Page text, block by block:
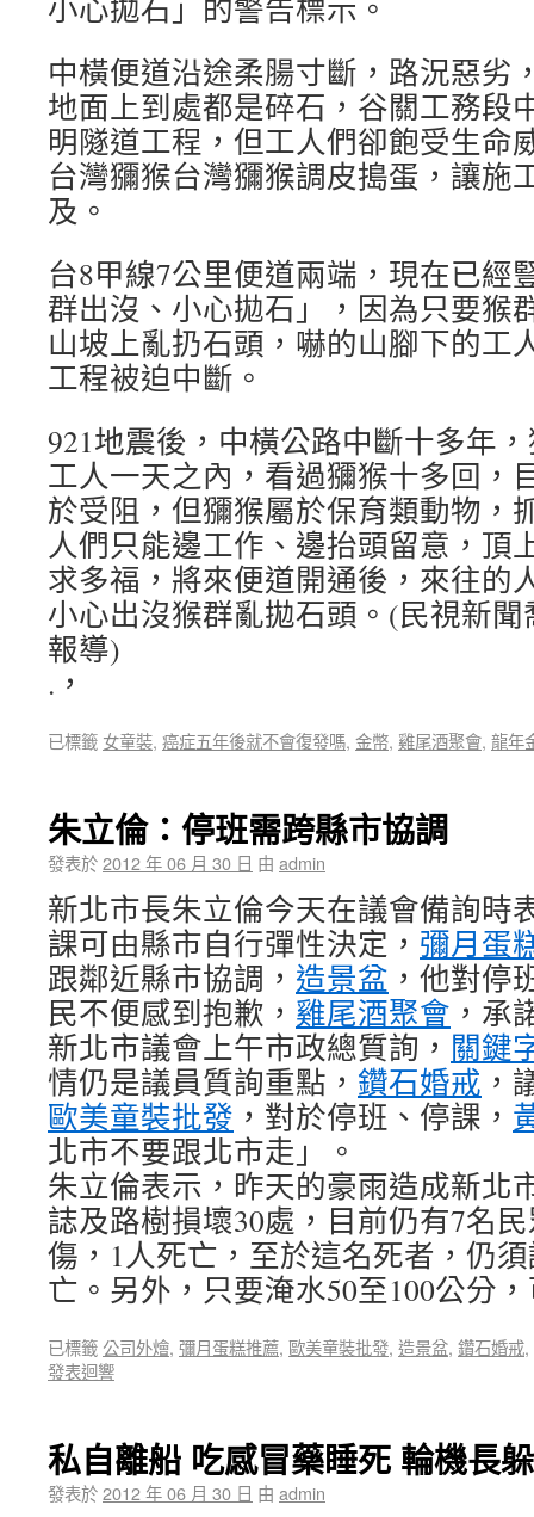
小心拋石」的警告標示。
中橫便道沿途柔腸寸斷，路況惡劣
地面上到處都是碎石，谷關工務段
明隧道工程，但工人們卻飽受生命
台灣獼猴台灣獼猴調皮搗蛋，讓施
及。
台8甲線7公里便道兩端，現在已經
群出沒、小心拋石」，因為只要猴
山坡上亂扔石頭，嚇的山腳下的工
工程被迫中斷。
921地震後，中橫公路中斷十多年
工人一天之內，看過獼猴十多回，
於受阻，但獼猴屬於保育類動物，
人們只能邊工作、邊抬頭留意，頂
求多福，將來便道開通後，來往的
小心出沒猴群亂拋石頭。(民視新
報導)
.，
已標籤 女童裝, 癌症五年後就不會復發嗎, 金幣, 雞尾酒聚會, 龍年
朱立倫：停班需跨縣市協調
發表於2012 年 06 月 30 日 由 admin
新北市長朱立倫今天在議會備詢時
課可由縣市自行彈性決定， 彌月蛋
跟鄰近縣市協調， 造景盆 ，他對停
民不便感到抱歉， 雞尾酒聚會 ，承
新北市議會上午市政總質詢， 關鍵
情仍是議員質詢重點， 鑽石婚戒 ，
歐美童裝批發 ，對於停班、停課，
北市不要跟北市走」。
朱立倫表示，昨天的豪雨造成新北
誌及路樹損壞30處，目前仍有7名
傷，1人死亡，至於這名死者，仍
亡。另外，只要淹水50至100公分
已標籤 公司外燴, 彌月蛋糕推薦, 歐美童裝批發, 造景盆, 鑽石婚戒,
發表迴響
私自離船 吃感冒藥睡死 輪機長
發表於2012 年 06 月 30 日 由 admin